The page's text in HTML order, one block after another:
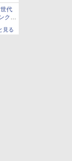
が
代
ク品
見る